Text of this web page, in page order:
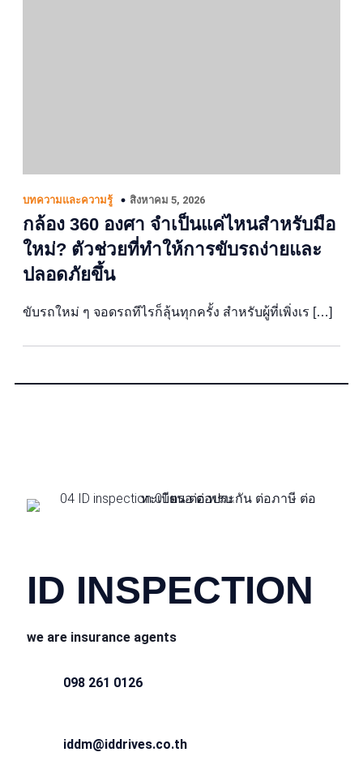
บทความและความรู้ สิงหาคม 5, 2026
กล้อง 360 องศา จำเป็นแค่ไหนสำหรับมือ
ใหม่? ตัวช่วยที่ทำให้การขับรถง่ายและ
ปลอดภัยขึ้น
ขับรถใหม่ ๆ จอดรถทีไรก็ลุ้นทุกครั้ง สำหรับผู้ที่เพิ่งเร […]
ID INSPECTION
we are insurance agents
098 261 0126
iddm@iddrives.co.th